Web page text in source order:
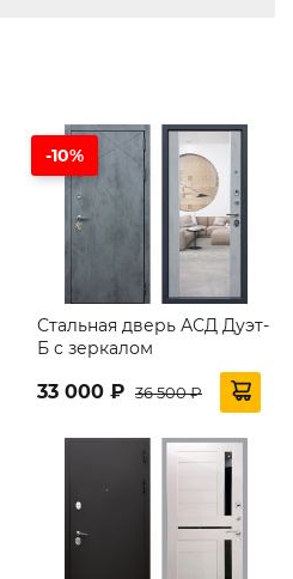
-10%
Стальная дверь АСД Дуэт-
Б с зеркалом
33 000 ₽ 36 500 ₽